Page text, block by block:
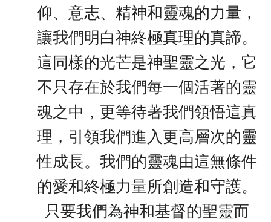
仰、意志、精神和靈魂的力量，
讓我們明白神終極真理的真諦。
這同樣的光芒是神聖靈之光，它
不只存在於我們每一個活著的靈
魂之中，更等待著我們領悟這真
理，引領我們進入更高層次的靈
性成長。我們的靈魂由這無條件
的愛和終極力量所創造和守護。
只要我們為神和基督的聖靈而